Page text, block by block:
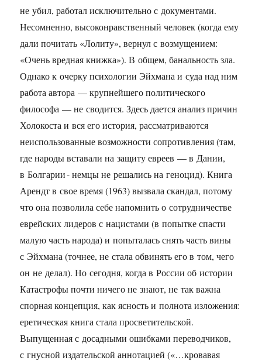
не убил, работал исключительно с документами.
Несомненно, высоконравственный человек (когда ему
дали почитать «Лолиту», вернул с возмущением:
«Очень вредная книжка»). В общем, банальность зла.
Однако к очерку психологии Эйхмана и суда над ним
работа автора — крупнейшего политического
философа — не сводится. Здесь дается анализ причин
Холокоста и вся его история, рассматриваются
неиспользованные возможности сопротивления (там,
где народы вставали на защиту евреев — в Дании,
в Болгарии - немцы не решались на геноцид). Книга
Арендт в свое время (1963) вызвала скандал, потому
что она позволила себе напомнить о сотрудничестве
еврейских лидеров с нацистами (в попытке спасти
малую часть народа) и попыталась снять часть вины
с Эйхмана (точнее, не стала обвинять его в том, чего
он не делал). Но сегодня, когда в России об истории
Катастрофы почти ничего не знают, не так важна
спорная концепция, как ясность и полнота изложения:
еретическая книга стала просветительской.
Выпущенная с досадными ошибками переводчиков,
с гнусной издательской аннотацией («…кровавая